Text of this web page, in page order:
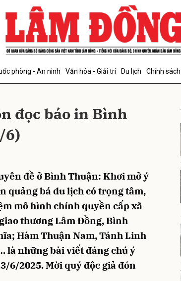
phòng - An ninh Văn hóa - Giải trí Du lịch Chính sách
đọc báo in Bình
6)
đề ở Bình Thuận: Khơi mở ý
quảng bá du lịch có trọng tâm,
mô hình chính quyền cấp xã
thương Lâm Đồng, Bình
Hàm Thuận Nam, Tánh Linh
là những bài viết đáng chú ý
6/2025. Mời quý độc giả đón
luận